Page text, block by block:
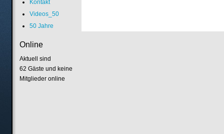
Kontakt
Videos_50
50 Jahre
Online
Aktuell sind
62 Gäste und keine
Mitglieder online